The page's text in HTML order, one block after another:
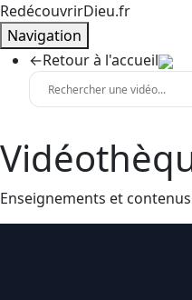
RedécouvrirDieu.fr
Navigation
←Retour à l'accueil
Enseignements et